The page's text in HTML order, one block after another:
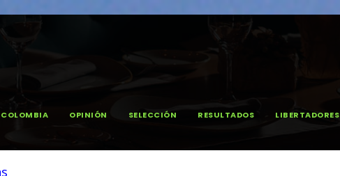
COLOMBIA OPINIÓN SELECCIÓN RESULTADOS LIBERTADORES